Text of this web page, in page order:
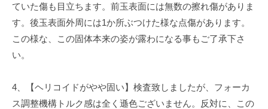
ていた傷も目立ちます。前玉表面には無数の擦れ傷がありま
す。後玉表面外周には1か所ぶつけた様な点傷があります。
この様な、この固体本来の姿が露わになる事もご了承下さ
い。
4、【ヘリコイドがやや固い】検査致しましたが、フォーカ
ス調整機構トルク感は全く遜色ございません。反対に、この